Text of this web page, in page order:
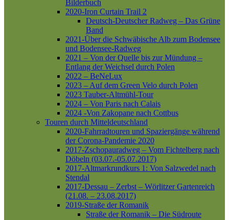
Bilderbuch
2020-Iron Curtain Trail 2
Deutsch-Deutscher Radweg – Das Grüne
Band
2021-Über die Schwäbische Alb zum Bodensee
und Bodensee-Radweg
2021 – Von der Quelle bis zur Mündung –
Entlang der Weichsel durch Polen
2022 – BeNeLux
2023 – Auf dem Green Velo durch Polen
2023 Tauber-Altmühl-Tour
2024 – Von Paris nach Calais
2024 -Von Zakopane nach Cottbus
Touren durch Mitteldeutschland
2020-Fahrradtouren und Spaziergänge während
der Corona-Pandemie 2020
2017-Zschopauradweg – Vom Fichtelberg nach
Döbeln (03.07.-05.07.2017)
2017-Altmarkrundkurs 1: Von Salzwedel nach
Stendal
2017-Dessau – Zerbst – Wörlitzer Gartenreich
(21.08. – 23.08.2017)
2019-Straße der Romanik
Straße der Romanik – Die Südroute